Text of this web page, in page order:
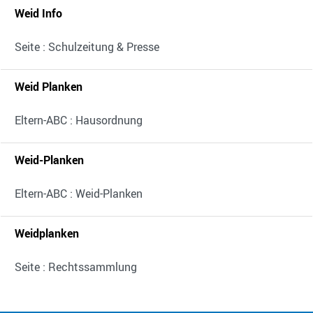
Weid Info
Seite : Schulzeitung & Presse
Weid Planken
Eltern-ABC : Hausordnung
Weid-Planken
Eltern-ABC : Weid-Planken
Weidplanken
Seite : Rechtssammlung